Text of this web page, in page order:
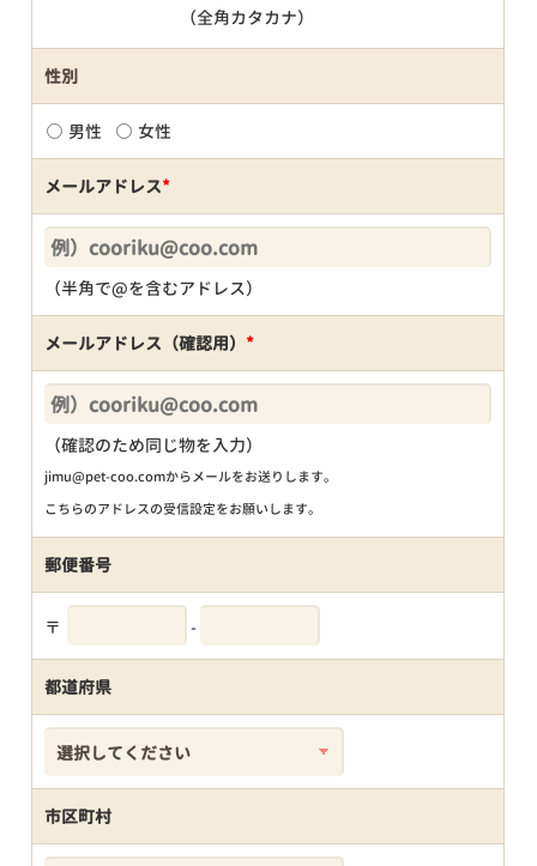
（全角カタカナ）
性別
男性 女性
メールアドレス*
（半角で@を含むアドレス）
メールアドレス（確認用） *
（確認のため同じ物を入力）
jimu@pet-coo.comからメールをお送りします。
こちらのアドレスの受信設定をお願いします。
郵便番号
〒 -
都道府県
市区町村